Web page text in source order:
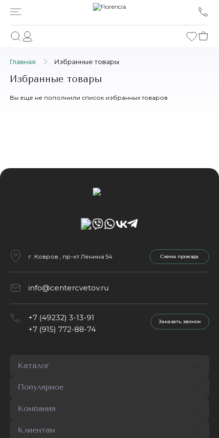
Главная Избранные товары
Избранные товары
Вы еще не пополнили список избранных товаров
г. Ковров , пр-кт Ленина 54 Cхема проезда
info@centercvetov.ru
+7 (49232) 3-13-91
+7 (915) 772-88-74
Заказать звонок
Каталог
Популярное
Компания
Клиентам